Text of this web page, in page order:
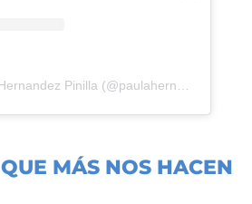
QUE MÁS NOS HACEN